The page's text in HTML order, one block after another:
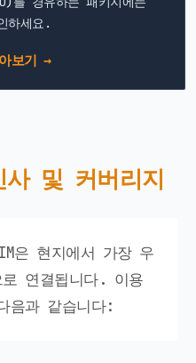
하세요.
보기 →
및 커버리지
은 현지에서 가장 우
연결됩니다. 이용
음과 같습니다: